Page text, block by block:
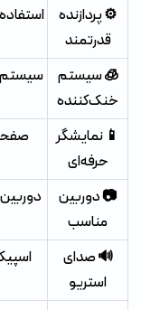
⚙️ پردازنده
قدرتمند
🧊 سیستم
خنک‌کننده
سیستم
📱 نمایشگر
حرفه‌ای
📷 دوربین
مناسب
🔊 صدای
استریو